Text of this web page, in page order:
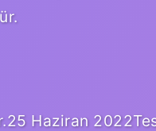
Haziran